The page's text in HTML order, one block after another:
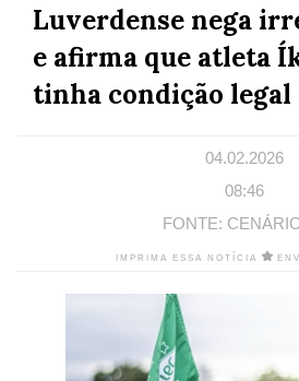
Luverdense nega
e afirma que atleta
tinha condição legal
04.02.2026
08:46
FONTE:
IMPRIMA ESSA NOTÍCIA